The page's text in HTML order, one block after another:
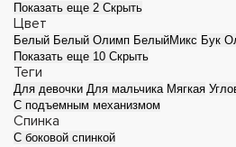
кровати
Показать еще 2 Скрыть
Цвет
Белый Белый Олимп БелыйМикс Бук
Показать еще 10 Скрыть
Теги
Для девочки Для мальчика Мягкая
С подъемным механизмом
Спинка
С боковой спинкой